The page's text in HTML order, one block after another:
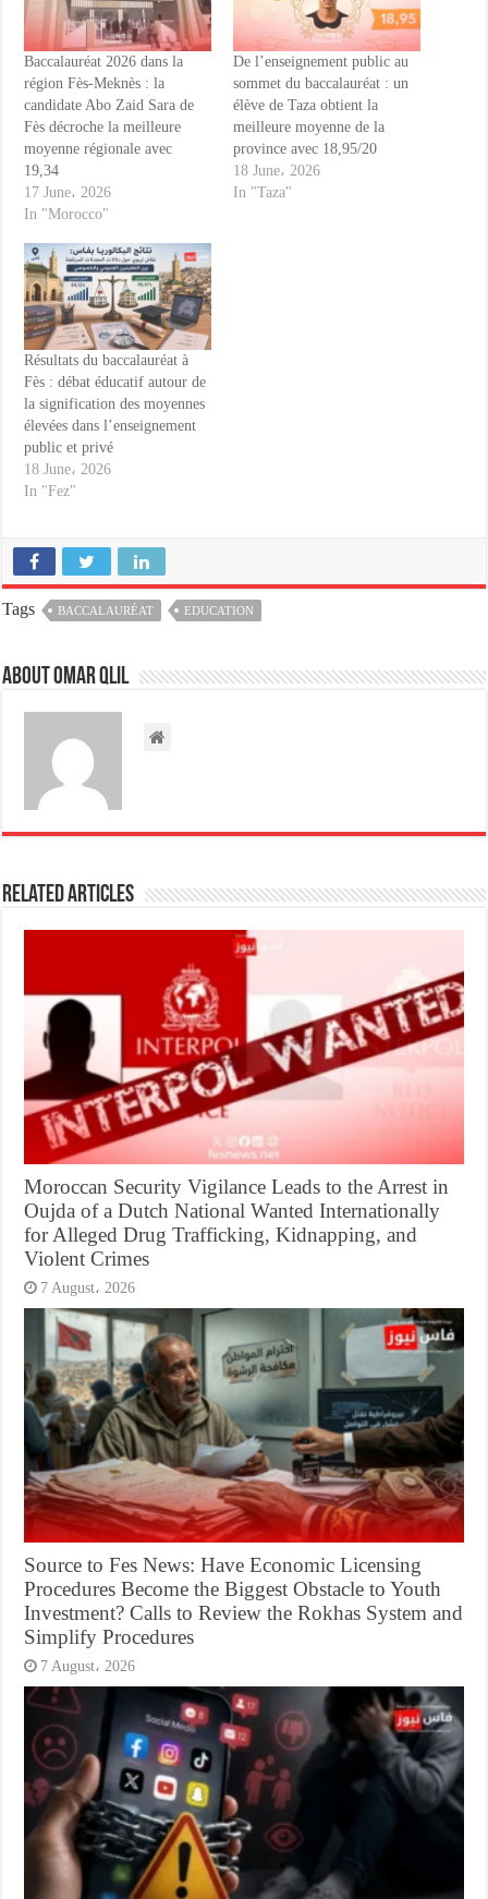
Baccalauréat 2026 dans la
région Fès-Meknès : la
candidate Abo Zaid Sara de
Fès décroche la meilleure
moyenne régionale avec
19,34
17 June، 2026
In "Morocco"
De l’enseignement public au
sommet du baccalauréat : un
élève de Taza obtient la
meilleure moyenne de la
province avec 18,95/20
18 June، 2026
In "Taza"
Résultats du baccalauréat à
Fès : débat éducatif autour de
la signification des moyennes
élevées dans l’enseignement
public et privé
18 June، 2026
In "Fez"
Tags BACCALAURÉAT EDUCATION
About omar qlil
Related Articles
Moroccan Security Vigilance Leads to the Arrest in
Oujda of a Dutch National Wanted Internationally
for Alleged Drug Trafficking, Kidnapping, and
Violent Crimes
7 August، 2026
Source to Fes News: Have Economic Licensing
Procedures Become the Biggest Obstacle to Youth
Investment? Calls to Review the Rokhas System and
Simplify Procedures
7 August، 2026